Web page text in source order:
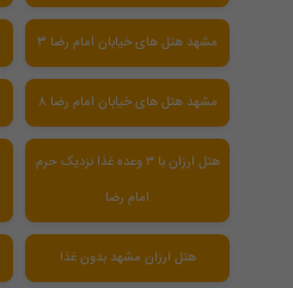
مشهد هتل های خیابان امام رضا 3
مشهد هتل های خیابان امام رضا ۸
هتل ارزان با ۳ وعده غذا نزدیک حرم
امام رضا
هتل ارزان مشهد بدون غذا